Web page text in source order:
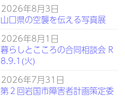
2026年8月3日
山口県の空襲を伝える写真展
2026年8月1日
暮らしとこころの合同相談会 R
8.9.1(火)
2026年7月31日
第２回岩国市障害者計画策定委